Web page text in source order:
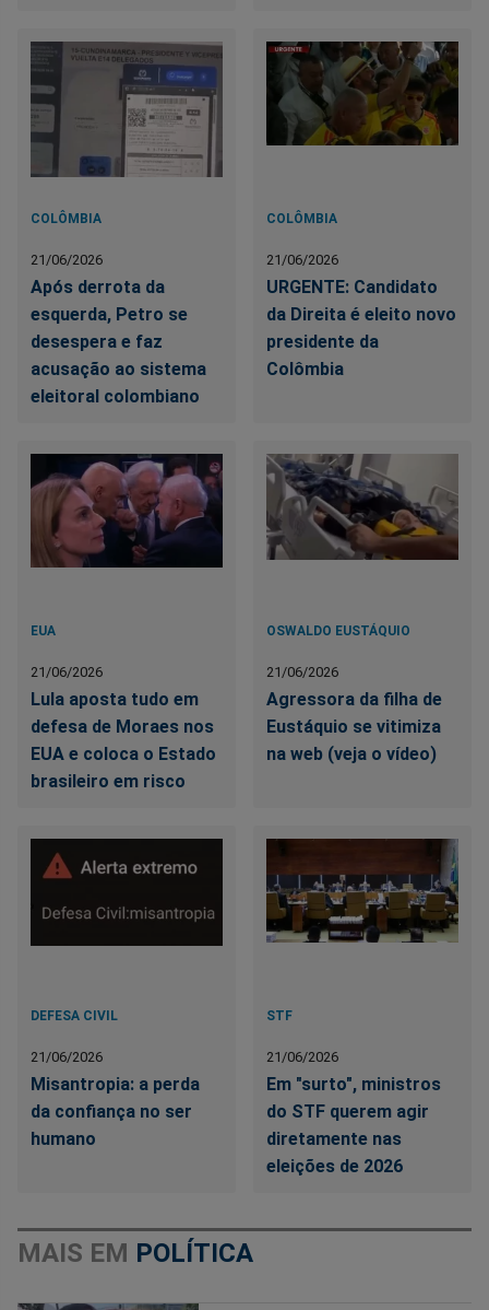
COLÔMBIA
21/06/2026
Após derrota da
esquerda, Petro se
desespera e faz
acusação ao sistema
eleitoral colombiano
COLÔMBIA
21/06/2026
URGENTE: Candidato
da Direita é eleito novo
presidente da
Colômbia
EUA
21/06/2026
Lula aposta tudo em
defesa de Moraes nos
EUA e coloca o Estado
brasileiro em risco
OSWALDO EUSTÁQUIO
21/06/2026
Agressora da filha de
Eustáquio se vitimiza
na web (veja o vídeo)
DEFESA CIVIL
21/06/2026
Misantropia: a perda
da confiança no ser
humano
STF
21/06/2026
Em "surto", ministros
do STF querem agir
diretamente nas
eleições de 2026
MAIS EM POLÍTICA